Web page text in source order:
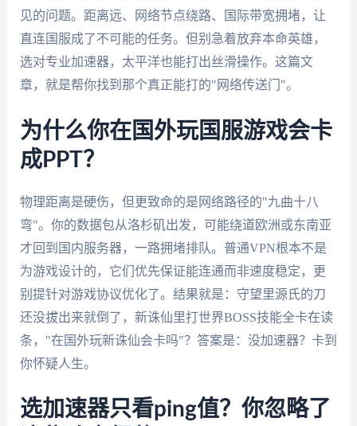
见的问题。距离远、网络节点绕路、国际带宽拥堵，让
直连国服成了不可能的任务。但别急着放弃本命英雄，
选对专业加速器，太平洋也能打出丝滑操作。这篇文
章，就是帮你找到那个真正能打的"网络传送门"。
为什么你在国外玩国服游戏会卡
成PPT？
物理距离是硬伤，但更致命的是网络路径的"九曲十八
弯"。你的数据包从洛杉矶出发，可能绕道欧洲或东南亚
才回到国内服务器，一路拥堵排队。普通VPN根本不是
为游戏设计的，它们优先保证能连通而非速度稳定，更
别提针对游戏协议优化了。结果就是：守望里源氏的刀
还没拔出来就倒了，新诛仙里打世界BOSS技能全卡在读
条，"在国外玩新诛仙会卡吗"？答案是：没加速器？卡到
你怀疑人生。
选加速器只看ping值？你忽略了